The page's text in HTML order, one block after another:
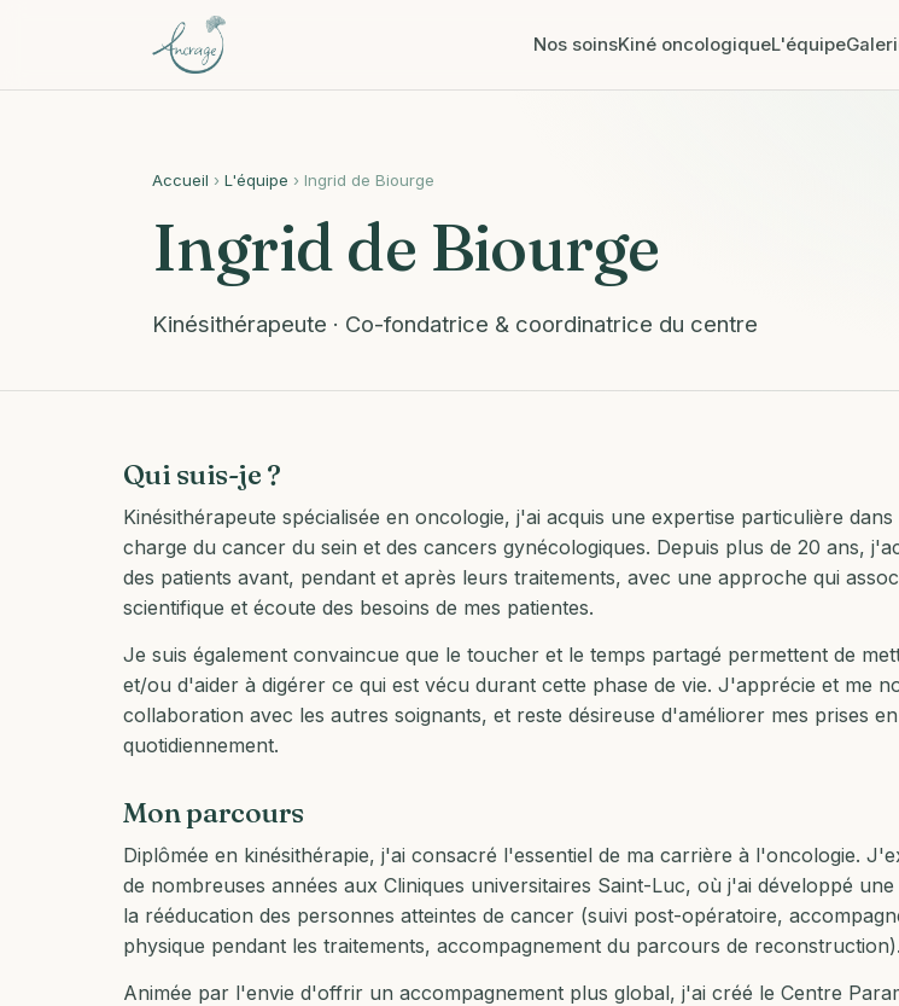
Nos soinsKiné oncologiqueL'équipe
Accueil › L'équipe › Ingrid de Biourge
Ingrid de Biourge
Kinésithérapeute · Co-fondatrice & coordinatrice du centre
Qui suis-je ?
Kinésithérapeute spécialisée en oncologie, j'ai acquis une expertise particulière dans
charge du cancer du sein et des cancers gynécologiques. Depuis plus de 20 ans,
des patients avant, pendant et après leurs traitements, avec une approche qui
scientifique et écoute des besoins de mes patientes.
Je suis également convaincue que le toucher et le temps partagé permettent de
et/ou d'aider à digérer ce qui est vécu durant cette phase de vie. J'apprécie et me
collaboration avec les autres soignants, et reste désireuse d'améliorer mes prises
quotidiennement.
Mon parcours
Diplômée en kinésithérapie, j'ai consacré l'essentiel de ma carrière à l'oncologie.
de nombreuses années aux Cliniques universitaires Saint-Luc, où j'ai développé
la rééducation des personnes atteintes de cancer (suivi post-opératoire,
physique pendant les traitements, accompagnement du parcours de reconstruction).
Animée par l'envie d'offrir un accompagnement plus global, j'ai créé le Centre